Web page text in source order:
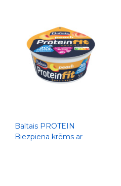
Baltais PROTEIN
Biezpiena krēms ar